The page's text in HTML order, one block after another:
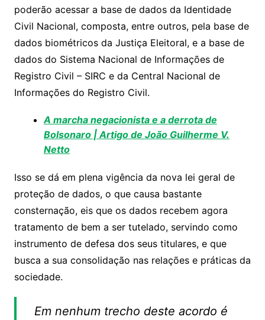
poderão acessar a base de dados da Identidade
Civil Nacional, composta, entre outros, pela base de
dados biométricos da Justiça Eleitoral, e a base de
dados do Sistema Nacional de Informações de
Registro Civil – SIRC e da Central Nacional de
Informações do Registro Civil.
A marcha negacionista e a derrota de
Bolsonaro | Artigo de João Guilherme V.
Netto
Isso se dá em plena vigência da nova lei geral de
proteção de dados, o que causa bastante
consternação, eis que os dados recebem agora
tratamento de bem a ser tutelado, servindo como
instrumento de defesa dos seus titulares, e que
busca a sua consolidação nas relações e práticas da
sociedade.
Em nenhum trecho deste acordo é